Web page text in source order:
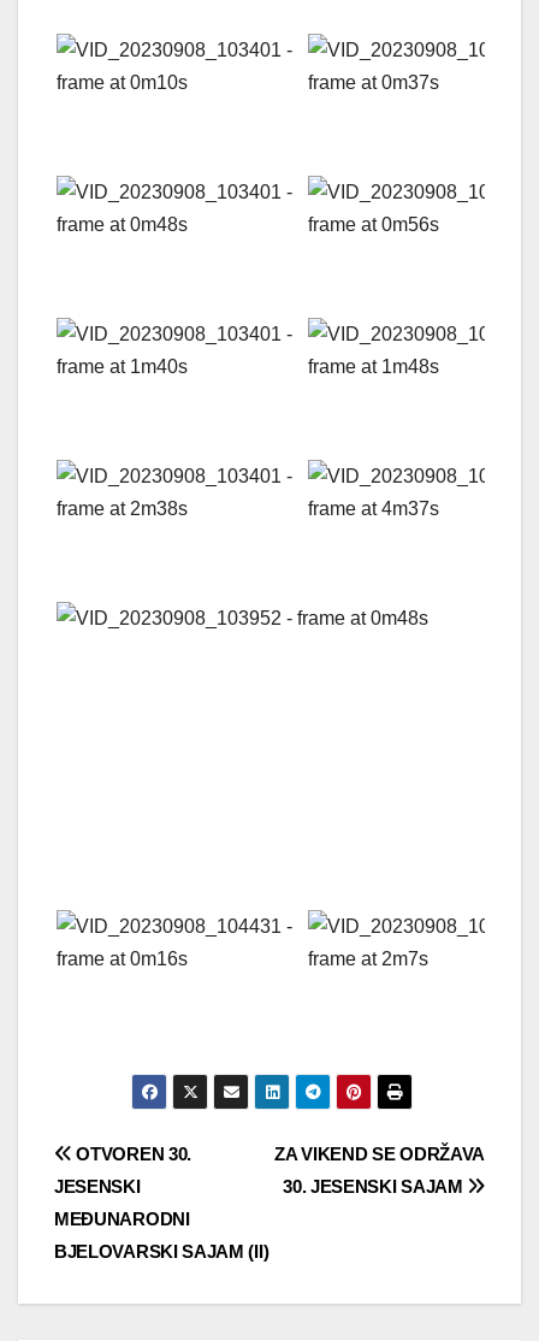
Navigacija
objava
ZA VIKEND SE ODRŽAVA
30. JESENSKI SAJAM
OTVOREN 30.
JESENSKI
MEĐUNARODNI
BJELOVARSKI SAJAM (II)